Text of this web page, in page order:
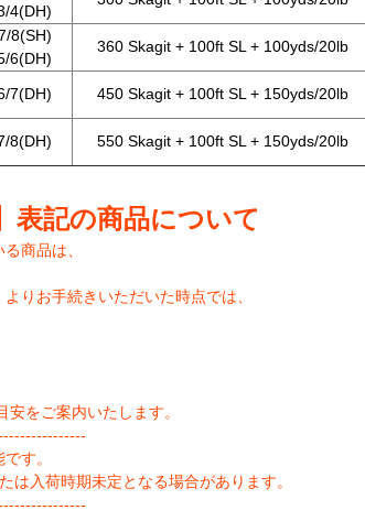
4(DH)
8(SH)
6(DH)
360 Skagit + 100ft SL + 100yds/20lb
7(DH) 450 Skagit + 100ft SL + 150yds/20lb
8(DH) 550 Skagit + 100ft SL + 150yds/20lb
表記の商品について
商品は、
りお手続きいただいた時点では、
をご案内いたします。
す。
入荷時期未定となる場合があります。